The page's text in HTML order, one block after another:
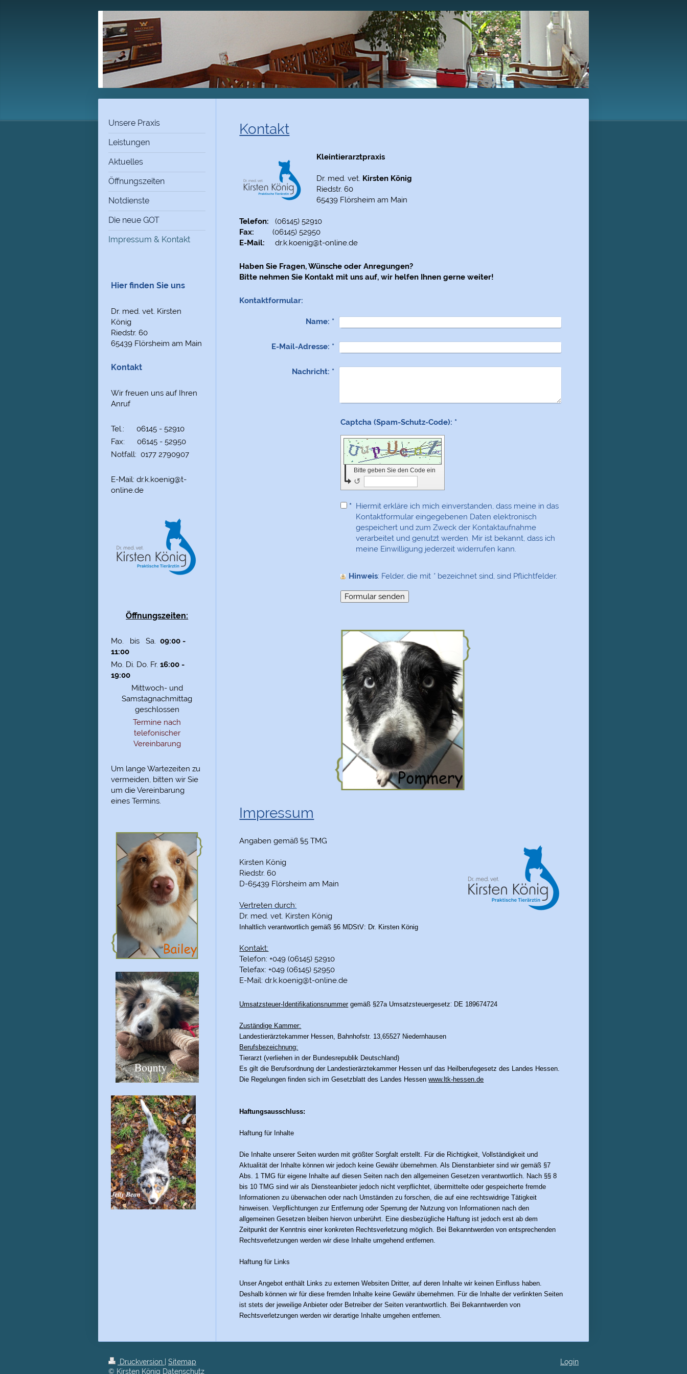
Unsere Praxis
Leistungen
Aktuelles
Öffnungszeiten
Notdienste
Die neue GOT
Impressum & Kontakt
Kontakt
Kleintierarztpraxis
Dr. med. vet. Kirsten König
Riedstr. 60
65439 Flörsheim am Main
Telefon: (06145) 52910
Fax:
(06145) 52950
E-Mail: dr.k.koenig@t-online.de
Haben Sie Fragen, Wünsche oder Anregungen?
Bitte nehmen Sie Kontakt mit uns auf, wir helfen Ihnen gerne weiter!
Kontaktformular:
Name: *
E-Mail-Adresse: *
Nachricht: *
Captcha (Spam-Schutz-Code): *
Bitte geben Sie den Code ein
↺
* Hiermit erkläre ich mich einverstanden, dass meine in das
Kontaktformular eingegebenen Daten elektronisch
gespeichert und zum Zweck der Kontaktaufnahme
verarbeitet und genutzt werden. Mir ist bekannt, dass ich
meine Einwilligung jederzeit widerrufen kann.
Hinweis : Felder, die mit * bezeichnet sind, sind Pflichtfelder.
Impressum
Angaben gemäß §5 TMG
Kirsten König
Riedstr. 60
D-65439 Flörsheim am Main
Vertreten durch:
Dr. med. vet. Kirsten König
Inhaltlich verantwortlich gemäß §6 MDStV: Dr. Kirsten König
Kontakt:
Telefon: +049 (06145) 52910
Telefax: +049 (06145) 52950
E-Mail: dr.k.koenig@t-online.de
Umsatzsteuer-Identifikationsnummergemäß §27a Umsatzsteuergesetz: DE 189674724
Zuständige Kammer:
Landestierärztekammer Hessen, Bahnhofstr. 13,65527 Niedernhausen
Berufsbezeichnung:
Tierarzt (verliehen in der Bundesrepublik Deutschland)
Es gilt die Berufsordnung der Landestierärztekammer Hessen unf das Heilberufegesetz des Landes Hessen.
Die Regelungen finden sich im Gesetzblatt des Landes Hessenwww.ltk-hessen.de
Haftungsausschluss:
Haftung für Inhalte
Die Inhalte unserer Seiten wurden mit größter Sorgfalt erstellt. Für die Richtigkeit, Vollständigkeit und
Aktualität der Inhalte können wir jedoch keine Gewähr übernehmen. Als Dienstanbieter sind wir gemäß §7
Abs. 1 TMG für eigene Inhalte auf diesen Seiten nach den allgemeinen Gesetzen verantwortlich. Nach §§ 8
bis 10 TMG sind wir als Diensteanbieter jedoch nicht verpflichtet, übermittelte oder gespeicherte fremde
Informationen zu überwachen oder nach Umständen zu forschen, die auf eine rechtswidrige Tätigkeit
hinweisen. Verpflichtungen zur Entfernung oder Sperrung der Nutzung von Informationen nach den
allgemeinen Gesetzen bleiben hiervon unberührt. Eine diesbezügliche Haftung ist jedoch erst ab dem
Zeitpunkt der Kenntnis einer konkreten Rechtsverletzung möglich. Bei Bekanntwerden von entsprechenden
Rechtsverletzungen werden wir diese Inhalte umgehend entfernen.
Haftung für Links
Unser Angebot enthält Links zu externen Websiten Dritter, auf deren Inhalte wir keinen Einfluss haben.
Deshalb können wir für diese fremden Inhalte keine Gewähr übernehmen. Für die Inhalte der verlinkten Seiten
ist stets der jeweilige Anbieter oder Betreiber der Seiten verantwortlich. Bei Bekanntwerden von
Rechtsverletzungen werden wir derartige Inhalte umgehen entfernen.
Hier finden Sie uns
Dr. med. vet. Kirsten
König
Riedstr. 60
65439 Flörsheim am Main
Kontakt
Wir freuen uns auf Ihren
Anruf
Tel.: 06145 - 52910
Fax: 06145 - 52950
Notfall: 0177 2790907
E-Mail: dr.k.koenig@t-
online.de
Öffnungszeiten:
Mo. bis Sa. 09:00 -
11:00
Mo. Di. Do. Fr. 16:00 -
19:00
Mittwoch- und
Samstagnachmittag
geschlossen
Termine nach
telefonischer
Vereinbarung
Um lange Wartezeiten zu
vermeiden, bitten wir Sie
um die Vereinbarung
eines Termins.
Druckversion
Sitemap
© Kirsten König Datenschutz
Login